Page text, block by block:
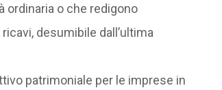
ordinaria o che redigono
desumibile dall’ultima
patrimoniale per le imprese in